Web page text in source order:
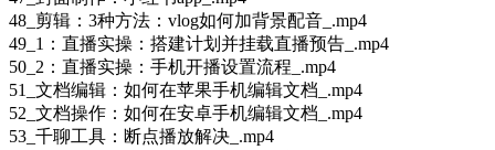
48_剪辑：3种方法：vlog如何加背景配音_.mp4
49_1：直播实操：搭建计划并挂载直播预告_.mp4
50_2：直播实操：手机开播设置流程_.mp4
51_文档编辑：如何在苹果手机编辑文档_.mp4
52_文档操作：如何在安卓手机编辑文档_.mp4
53_千聊工具：断点播放解决_.mp4